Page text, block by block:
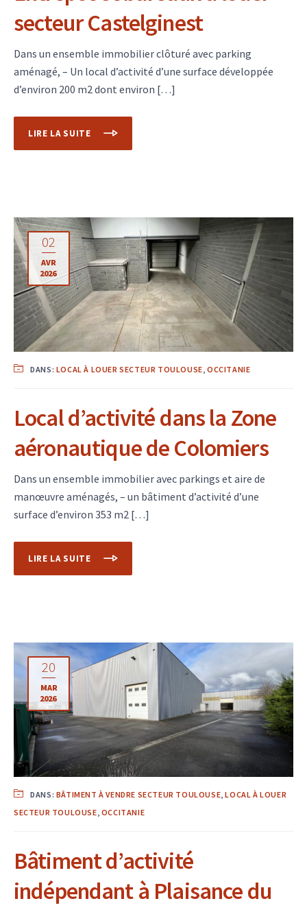
secteur Castelginest
Dans un ensemble immobilier clôturé avec parking
aménagé, – Un local d’activité d’une surface développée
d’environ 200 m2 dont environ […]
LIRE LA SUITE
02
AVR
2026
DANS: LOCAL À LOUER SECTEUR TOULOUSE ,OCCITANIE
Local d’activité dans la Zone
aéronautique de Colomiers
Dans un ensemble immobilier avec parkings et aire de
manœuvre aménagés, – un bâtiment d’activité d’une
surface d’environ 353 m2 […]
LIRE LA SUITE
20
MAR
2026
DANS: BÂTIMENT À VENDRE SECTEUR TOULOUSE,LOCAL À LOUER
SECTEUR TOULOUSE, OCCITANIE
Bâtiment d’activité
indépendant à Plaisance du